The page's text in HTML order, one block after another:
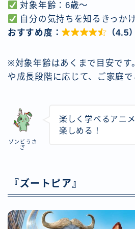
対象年齢：6歳〜
自分の気持ちを知るきっか
おすすめ度： （4.5）
※対象年齢はあくまで目安です
や成長段階に応じて、ご家庭で
ゾンビうさ
ぎ
楽しく学べるアニ
楽しめる！
『ズートピア』